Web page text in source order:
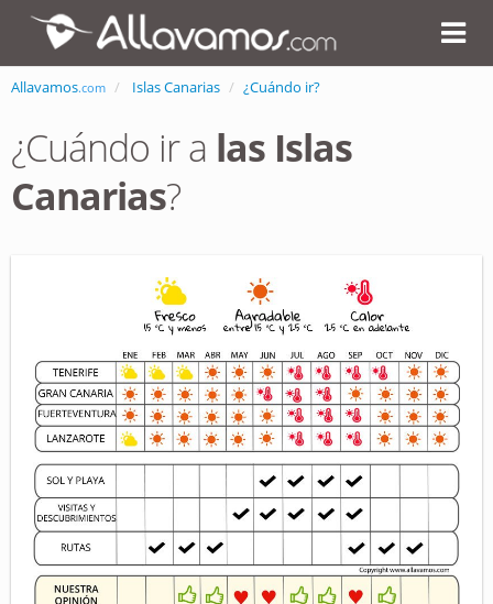
Allavamos.com Islas Canarias ¿Cuándo ir?
¿Cuándo ir a las Islas
Canarias?